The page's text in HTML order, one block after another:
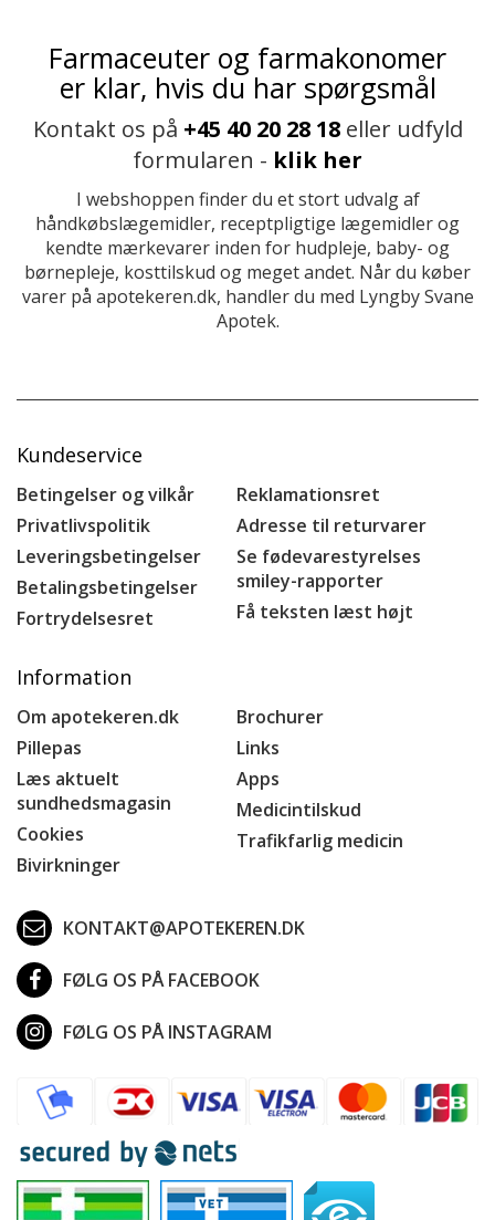
Farmaceuter og farmakonomer
er klar, hvis du har spørgsmål
Kontakt os på +45 40 20 28 18eller udfyld
formularen - klik her
I webshoppen finder du et stort udvalg af
håndkøbslægemidler, receptpligtige lægemidler og
kendte mærkevarer inden for hudpleje, baby- og
børnepleje, kosttilskud og meget andet. Når du køber
varer på apotekeren.dk, handler du med Lyngby Svane
Apotek.
Kundeservice
Betingelser og vilkår
Privatlivspolitik
Leveringsbetingelser
Betalingsbetingelser
Fortrydelsesret
Reklamationsret
Adresse til returvarer
Se fødevarestyrelses
smiley-rapporter
Få teksten læst højt
Information
Om apotekeren.dk
Pillepas
Læs aktuelt
sundhedsmagasin
Cookies
Bivirkninger
Brochurer
Links
Apps
Medicintilskud
Trafikfarlig medicin
KONTAKT@APOTEKEREN.DK
FØLG OS PÅ FACEBOOK
FØLG OS PÅ INSTAGRAM